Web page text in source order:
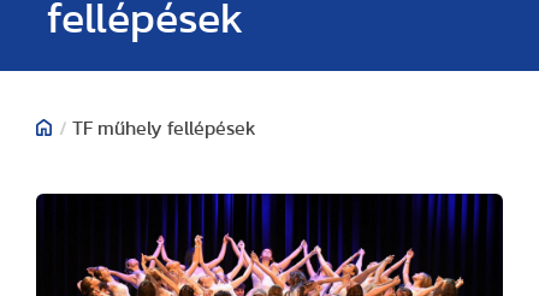
fellépések
/ TF műhely fellépések